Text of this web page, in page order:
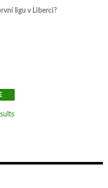
ligu v Liberci?